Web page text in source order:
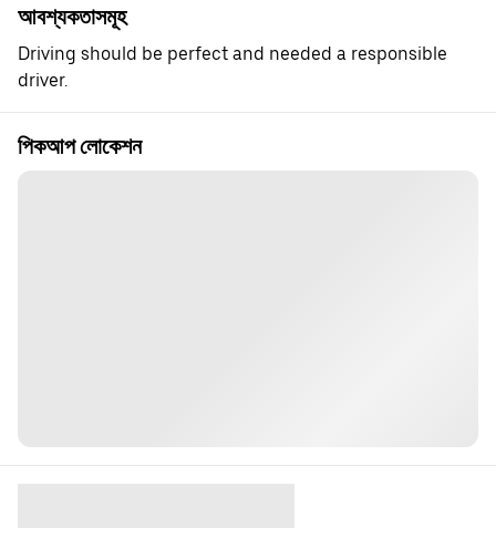
আবশ্যকতাসমূহ
Driving should be perfect and needed a responsible
driver.
পিকআপ লোকেশন